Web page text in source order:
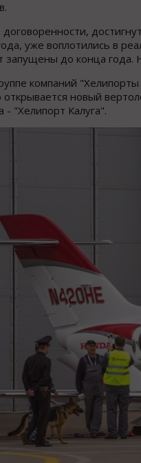
уже воплотились в
запущены до конца года.
компаний
новый
- "Хелипорт Калуга".